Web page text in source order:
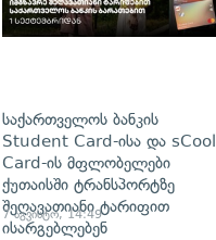
საქართველოს ბანკის
Student Card-ისა და sCool
Card-ის მფლობელები
ქუთაისში ტრანსპორტზე
შეღავათიანი ტარიფით
ისარგებლებენ
7 აგვისტო, 14:49